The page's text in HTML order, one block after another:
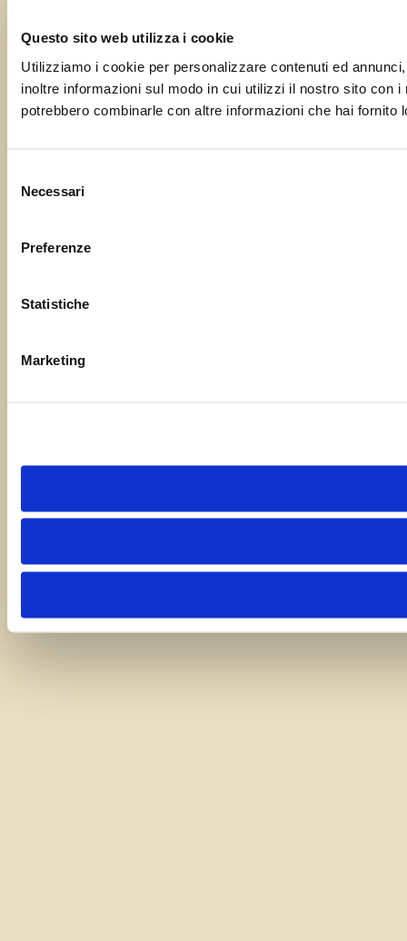
Questo sito web utilizza i cookie
Utilizziamo i cookie per personalizzare contenuti ed
inoltre informazioni sul modo in cui utilizzi il nostro sito con
potrebbero combinarle con altre informazioni che hai
delNecessari
Preferenze
Statistiche
Marketing